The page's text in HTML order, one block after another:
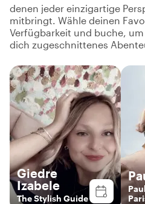
denen jeder einzigartige
mitbringt. Wähle deinen
Verfügbarkeit und buche,
dich zugeschnittenes
Giedre
Izabele
The Stylish Guide